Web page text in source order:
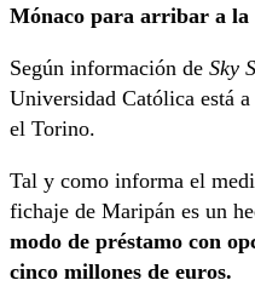
Mónaco para arribar a la
Según información de Sky
Universidad Católica está
el Torino.
Tal y como informa el
fichaje de Maripán es un
modo de préstamo con
cinco millones de euros.